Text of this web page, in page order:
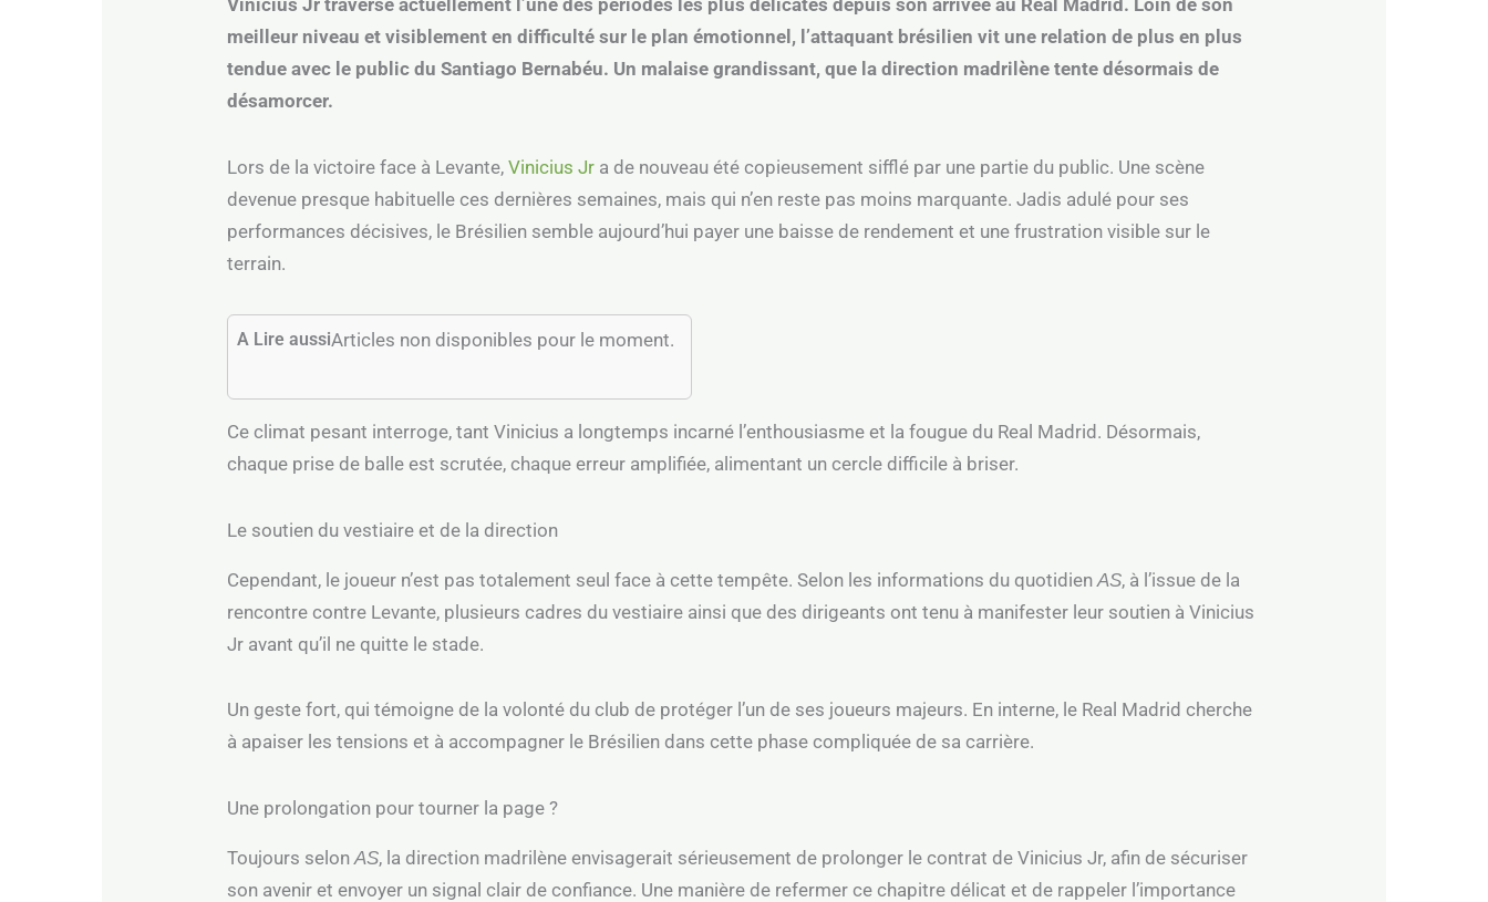
Vinicius Jr traverse actuellement l’une des périodes les plus délicates depuis son arrivée au Real Madrid. Loin de son
meilleur niveau et visiblement en difficulté sur le plan émotionnel, l’attaquant brésilien vit une relation de plus en plus
tendue avec le public du Santiago Bernabéu. Un malaise grandissant, que la direction madrilène tente désormais de
désamorcer.
Lors de la victoire face à Levante, Vinicius Jr a de nouveau été copieusement sifflé par une partie du public. Une scène
devenue presque habituelle ces dernières semaines, mais qui n’en reste pas moins marquante. Jadis adulé pour ses
performances décisives, le Brésilien semble aujourd’hui payer une baisse de rendement et une frustration visible sur le
terrain.
A Lire aussiArticles non disponibles pour le moment.
Ce climat pesant interroge, tant Vinicius a longtemps incarné l’enthousiasme et la fougue du Real Madrid. Désormais,
chaque prise de balle est scrutée, chaque erreur amplifiée, alimentant un cercle difficile à briser.
Le soutien du vestiaire et de la direction
Cependant, le joueur n’est pas totalement seul face à cette tempête. Selon les informations du quotidienAS, à l’issue de la
rencontre contre Levante, plusieurs cadres du vestiaire ainsi que des dirigeants ont tenu à manifester leur soutien à Vinicius
Jr avant qu’il ne quitte le stade.
Un geste fort, qui témoigne de la volonté du club de protéger l’un de ses joueurs majeurs. En interne, le Real Madrid cherche
à apaiser les tensions et à accompagner le Brésilien dans cette phase compliquée de sa carrière.
Une prolongation pour tourner la page ?
Toujours selonAS, la direction madrilène envisagerait sérieusement de prolonger le contrat de Vinicius Jr, afin de sécuriser
son avenir et envoyer un signal clair de confiance. Une manière de refermer ce chapitre délicat et de rappeler l’importance